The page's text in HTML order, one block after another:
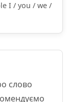
I / you / we /
слово